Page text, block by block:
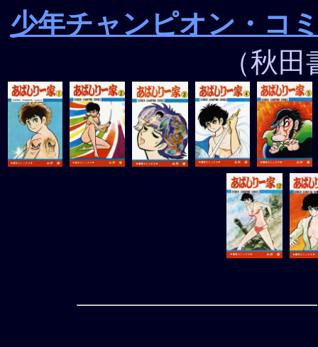
少年チャンピオン・コ
（秋